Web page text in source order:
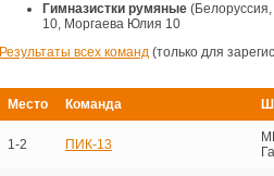
Гимназистки румяные
10, Моргаева Юлия 10
Результаты всех команд (только для
Место Команда
1-2 ПИК-13